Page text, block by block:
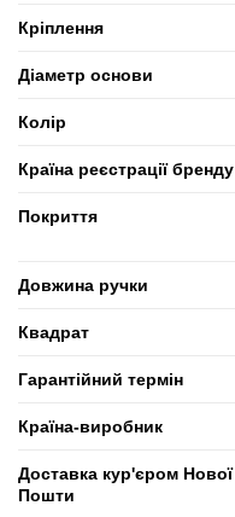
Кріплення
Діаметр основи
Колір
Країна реєстрації бренду
Покриття
Довжина ручки
Квадрат
Гарантійний термін
Країна-виробник
Доставка кур'єром Нової
Пошти